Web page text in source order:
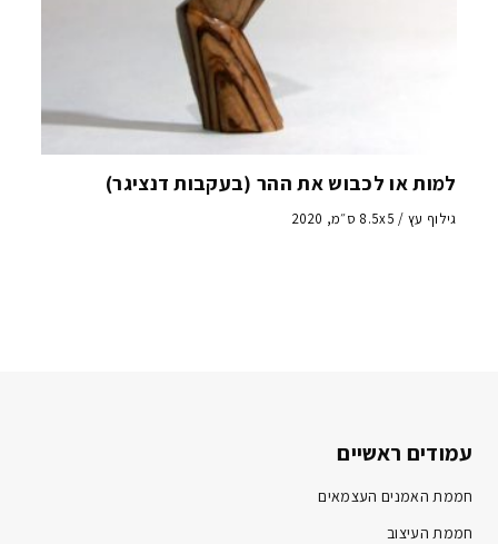
למות או לכבוש את ההר (בעקבות דנציגר)
גילוף עץ / 8.5x5 ס״מ, 2020
עמודים ראשיים
חממת האמנים העצמאים
חממת העיצוב